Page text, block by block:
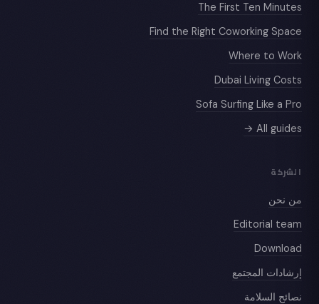
The First Ten Minutes
Find the Right Coworking Space
Where to Work
Dubai Living Costs
Sofa Surfing Like a Pro
All guides →
الشركة
من نحن
Editorial team
Download
إرشادات المجتمع
نصائح السلامة